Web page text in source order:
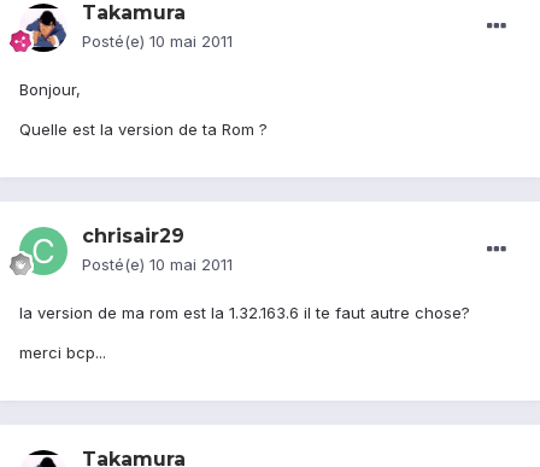
Takamura
Posté(e) 10 mai 2011
Bonjour,
Quelle est la version de ta Rom ?
chrisair29
Posté(e) 10 mai 2011
la version de ma rom est la 1.32.163.6 il te faut autre chose?
merci bcp...
Takamura